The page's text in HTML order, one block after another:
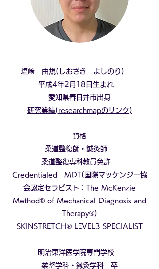
塩﨑 由規(しおざき よしのり)
平成4年2月18日生まれ
愛知県春日井市出身
​研究業績(researchmapのリンク)
​資格
柔道整復師・鍼灸師
柔道整復専科教員免許
​Credentialed MDT(国際マッケンジー協
会認定セラピスト：The McKenzie
Method® of Mechanical Diagnosis and
Therapy®)
SKINSTRETCH®︎ ​LEVEL3 SPECIALIST
明治東洋医学院専門学校
柔整学科・鍼灸学科 卒